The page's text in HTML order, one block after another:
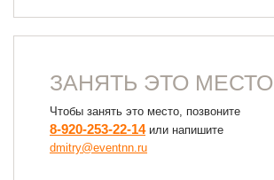
ЗАНЯТЬ ЭТО МЕСТО
Чтобы занять это место, позвоните
8-920-253-22-14или напишите
dmitry@eventnn.ru